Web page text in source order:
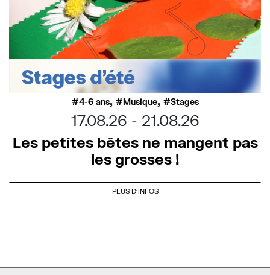
4-6 ans, Musique, Stages
17.08.26
21.08.26
Les petites bêtes ne mangent pas
les grosses !
PLUS D'INFOS